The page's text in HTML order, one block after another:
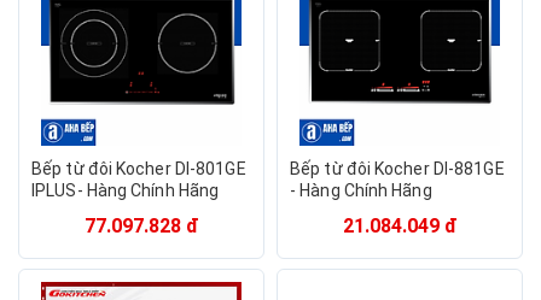
Bếp từ đôi Kocher DI-801GE
IPLUS- Hàng Chính Hãng
77.097.828 đ
Bếp từ đôi Kocher DI-881GE
- Hàng Chính Hãng
21.084.049 đ